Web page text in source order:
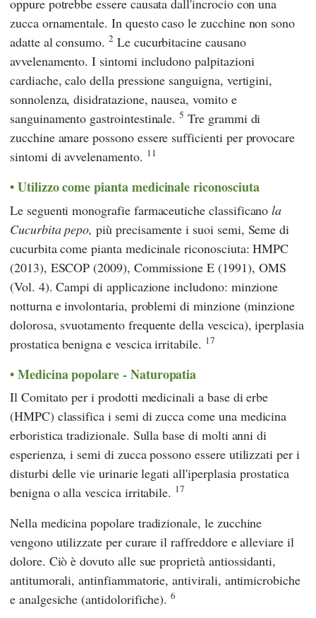
oppure potrebbe essere causata dall'incrocio con una
zucca ornamentale. In questo caso le zucchine non sono
adatte al consumo. 2 Le cucurbitacine causano
avvelenamento. I sintomi includono palpitazioni
cardiache, calo della pressione sanguigna, vertigini,
sonnolenza, disidratazione, nausea, vomito e
sanguinamento gastrointestinale.5 Tre grammi di
zucchine amare possono essere sufficienti per provocare
sintomi di avvelenamento. 11
Utilizzo come pianta medicinale riconosciuta
Le seguenti monografie farmaceutiche classificanola
Cucurbita pepo, più precisamente i suoi semi, Seme di
cucurbita come pianta medicinale riconosciuta: HMPC
(2013), ESCOP (2009), Commissione E (1991), OMS
(Vol. 4). Campi di applicazione includono: minzione
notturna e involontaria, problemi di minzione (minzione
dolorosa, svuotamento frequente della vescica), iperplasia
prostatica benigna e vescica irritabile. 17
Medicina popolare - Naturopatia
Il Comitato per i prodotti medicinali a base di erbe
(HMPC) classifica i semi di zucca come una medicina
erboristica tradizionale. Sulla base di molti anni di
esperienza, i semi di zucca possono essere utilizzati per i
disturbi delle vie urinarie legati all'iperplasia prostatica
benigna o alla vescica irritabile. 17
Nella medicina popolare tradizionale, le zucchine
vengono utilizzate per curare il raffreddore e alleviare il
dolore. Ciò è dovuto alle sue proprietà antiossidanti,
antitumorali, antinfiammatorie, antivirali, antimicrobiche
e analgesiche (antidolorifiche).6